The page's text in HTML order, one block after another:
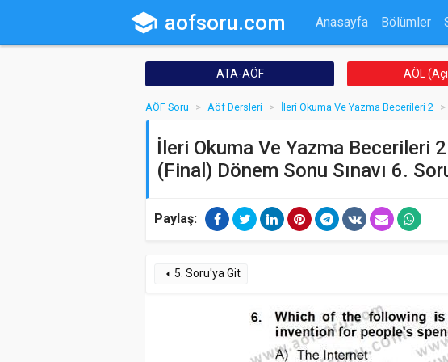
school aofsoru.com Anasayfa Bölümler
ATA-AÖF AÖL
AÖF Soru Aöf Dersleri İleri Okuma Ve Yazma Becerileri 2
İleri Okuma Ve Yazma Becerileri
(Final) Dönem Sonu Sınavı 6.
Paylaş:
arrow_left 5. Soru'ya Git